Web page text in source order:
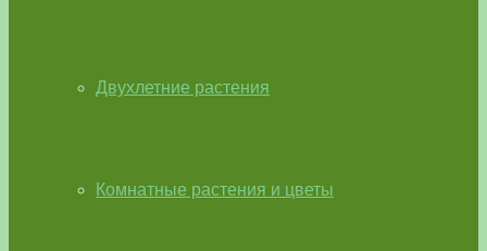
Двухлетние растения
Комнатные растения и цветы